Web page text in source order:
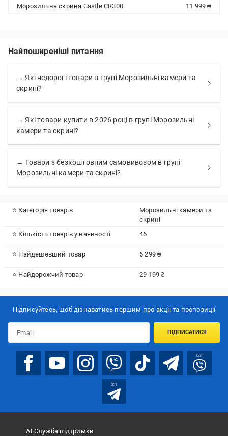
Морозильна скриня Castle CR300
11 999 ₴
Найпоширеніші питання
→ Які недорогі товари в групі Морозильні камери та
скрині?
→ Які товари купити в 2026 році в групі Морозильні
камери та скрині?
→ Товари з безкоштовним самовивозом в групі
Морозильні камери та скрині?
⭐ Категорія товарів
Морозильні камери та
скрині
⭐ Кількість товарів у наявності
46
⭐ Найдешевший товар 6 299 ₴
⭐ Найдорожчий товар 29 199 ₴
Підписуйтесь, щоб дізнаватись першим про акції та пропозиції
ПІДПИСАТИСЯ
bot
bot
АІ Служба підтримки